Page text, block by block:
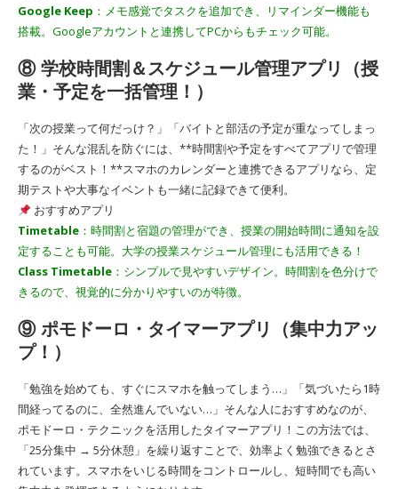
Google Keep ：メモ感覚でタスクを追加でき、リマインダー機能も
搭載。Googleアカウントと連携してPCからもチェック可能。
⑧ 学校時間割＆スケジュール管理アプリ（授
業・予定を一括管理！）
「次の授業って何だっけ？」「バイトと部活の予定が重なってしまっ
た！」そんな混乱を防ぐには、**時間割や予定をすべてアプリで管理
するのがベスト！**スマホのカレンダーと連携できるアプリなら、定
期テストや大事なイベントも一緒に記録できて便利。
おすすめアプリ
Timetable ：時間割と宿題の管理ができ、授業の開始時間に通知を設
定することも可能。大学の授業スケジュール管理にも活用できる！
Class Timetable ：シンプルで見やすいデザイン。時間割を色分けで
きるので、視覚的に分かりやすいのが特徴。
⑨ ポモドーロ・タイマーアプリ（集中力アッ
プ！）
「勉強を始めても、すぐにスマホを触ってしまう…」「気づいたら1時
間経ってるのに、全然進んでいない…」そんな人におすすめなのが、
ポモドーロ・テクニックを活用したタイマーアプリ！この方法では、
「25分集中 → 5分休憩」を繰り返すことで、効率よく勉強できるとさ
れています。スマホをいじる時間をコントロールし、短時間でも高い